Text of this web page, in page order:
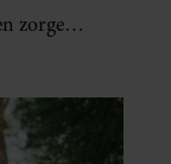
zorgen